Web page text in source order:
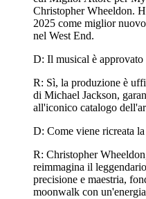
Christopher Wheeldon.
2025 come miglior
nel West End.
D: Il musical è
R: Sì, la produzione è
di Michael Jackson,
all'iconico catalogo
D: Come viene ricreata
R: Christopher
reimmagina il
precisione e maestria,
moonwalk con